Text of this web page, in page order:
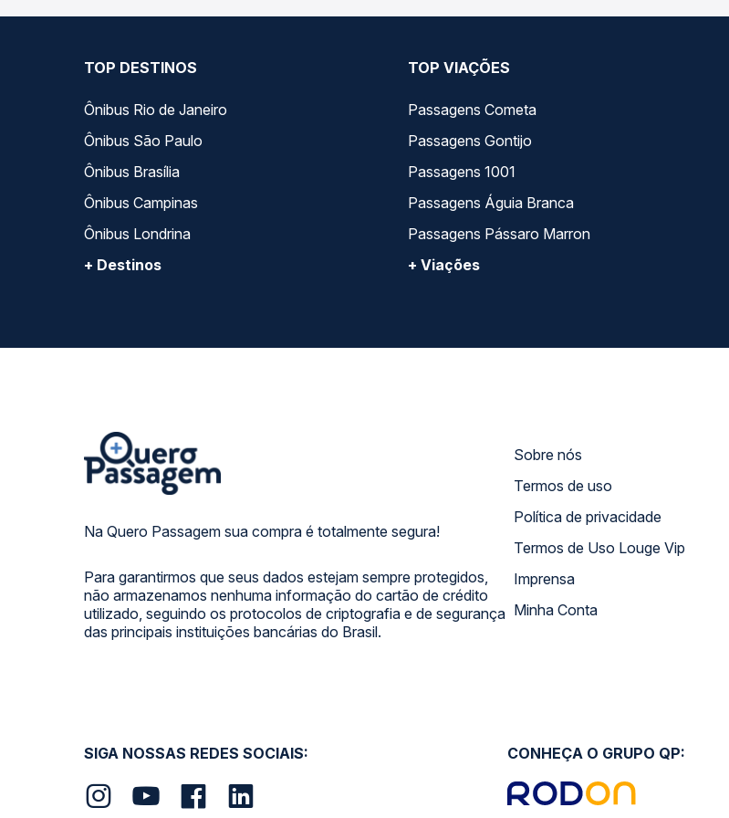
TOP DESTINOS
Ônibus Rio de Janeiro
Ônibus São Paulo
Ônibus Brasília
Ônibus Campinas
Ônibus Londrina
+ Destinos
TOP VIAÇÕES
Passagens Cometa
Passagens Gontijo
Passagens 1001
Passagens Águia Branca
Passagens Pássaro Marron
+ Viações
Na Quero Passagem sua compra é totalmente segura!
Para garantirmos que seus dados estejam sempre protegidos,
não armazenamos nenhuma informação do cartão de crédito
utilizado, seguindo os protocolos de criptografia e de segurança
das principais instituições bancárias do Brasil.
Sobre nós
Termos de uso
Política de privacidade
Termos de Uso Louge Vip
Imprensa
Minha Conta
SIGA NOSSAS REDES SOCIAIS: CONHEÇA O GRUPO QP: